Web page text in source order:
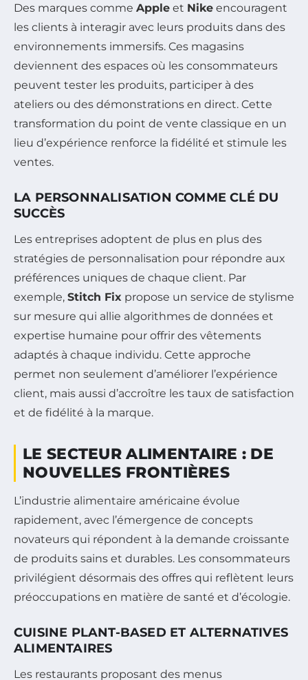
Des marques comme Apple et Nike encouragent
les clients à interagir avec leurs produits dans des
environnements immersifs. Ces magasins
deviennent des espaces où les consommateurs
peuvent tester les produits, participer à des
ateliers ou des démonstrations en direct. Cette
transformation du point de vente classique en un
lieu d’expérience renforce la fidélité et stimule les
ventes.
LA PERSONNALISATION COMME CLÉ DU
SUCCÈS
Les entreprises adoptent de plus en plus des
stratégies de personnalisation pour répondre aux
préférences uniques de chaque client. Par
exemple, Stitch Fix propose un service de stylisme
sur mesure qui allie algorithmes de données et
expertise humaine pour offrir des vêtements
adaptés à chaque individu. Cette approche
permet non seulement d’améliorer l’expérience
client, mais aussi d’accroître les taux de satisfaction
et de fidélité à la marque.
LE SECTEUR ALIMENTAIRE : DE
NOUVELLES FRONTIÈRES
L’industrie alimentaire américaine évolue
rapidement, avec l’émergence de concepts
novateurs qui répondent à la demande croissante
de produits sains et durables. Les consommateurs
privilégient désormais des offres qui reflètent leurs
préoccupations en matière de santé et d’écologie.
CUISINE PLANT-BASED ET ALTERNATIVES
ALIMENTAIRES
Les restaurants proposant des menus